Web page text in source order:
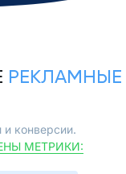
РЕКЛАМНЫЕ
конверсии.
МЕТРИКИ: